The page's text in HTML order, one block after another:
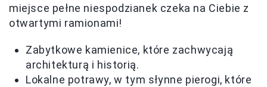
miejsce pełne niespodzianek czeka na Ciebie z
otwartymi ramionami!
Zabytkowe kamienice, które zachwycają
architekturą i historią.
Lokalne potrawy, w tym słynne pierogi, które